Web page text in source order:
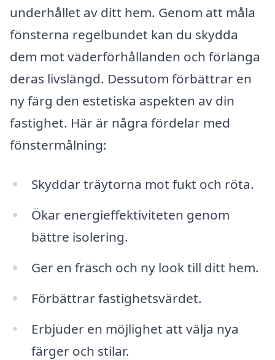
underhållet av ditt hem. Genom att måla
fönsterna regelbundet kan du skydda
dem mot väderförhållanden och förlänga
deras livslängd. Dessutom förbättrar en
ny färg den estetiska aspekten av din
fastighet. Här är några fördelar med
fönstermålning:
Skyddar träytorna mot fukt och röta.
Ökar energieffektiviteten genom
bättre isolering.
Ger en fräsch och ny look till ditt hem.
Förbättrar fastighetsvärdet.
Erbjuder en möjlighet att välja nya
färger och stilar.